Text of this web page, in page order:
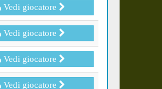
Vedi giocatore
Vedi giocatore
Vedi giocatore
Vedi giocatore